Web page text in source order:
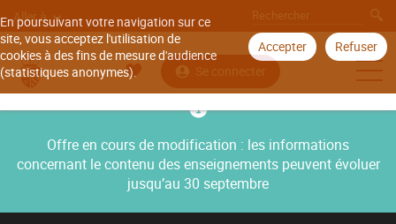
En poursuivant votre navigation sur ce
site, vous acceptez l'utilisation de
cookies à des fins de mesure d'audience
(statistiques anonymes).
Accepter Refuser
Aller à
Se connecter
Offre en cours de modification : les informations
concernant le contenu des enseignements peuvent évoluer
jusqu’au 30 septembre